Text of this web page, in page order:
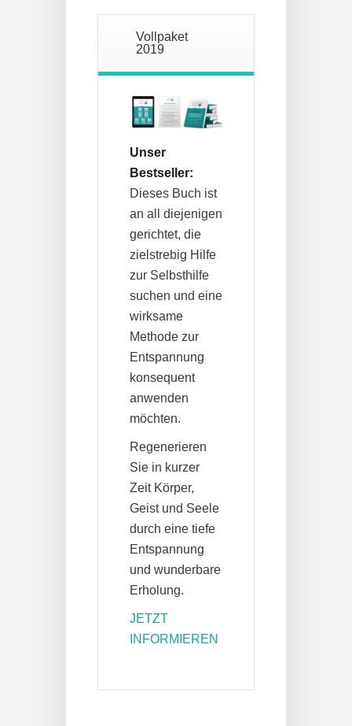
Vollpaket
2019
Unser
Bestseller:
Dieses Buch ist
an all diejenigen
gerichtet, die
zielstrebig Hilfe
zur Selbsthilfe
suchen und eine
wirksame
Methode zur
Entspannung
konsequent
anwenden
möchten.
Regenerieren
Sie in kurzer
Zeit Körper,
Geist und Seele
durch eine tiefe
Entspannung
und wunderbare
Erholung.
JETZT
INFORMIEREN